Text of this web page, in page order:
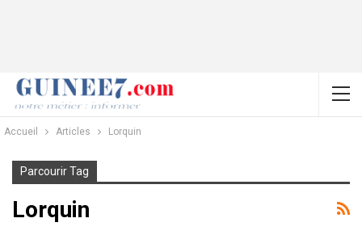
Accueil Articles Lorquin
Parcourir Tag
Lorquin